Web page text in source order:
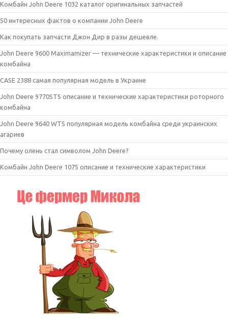
Комбайн John Deere 1032 каталог оригинальных запчастей
50 интересных фактов о компании John Deere
Как покупать запчасти Джон Дир в разы дешевле.
John Deere 9600 Maximamizer — технические характеристики и описание
комбайна
CASE 2388 самая популярная модель в Украине
John Deere 9770STS описание и технические характеристики роторного
комбайна
John Deere 9640 WTS популярная модель комбайна среди украинских
агариев
Почему олень стал символом John Deere?
Комбайн John Deere 1075 описание и технические характеристики